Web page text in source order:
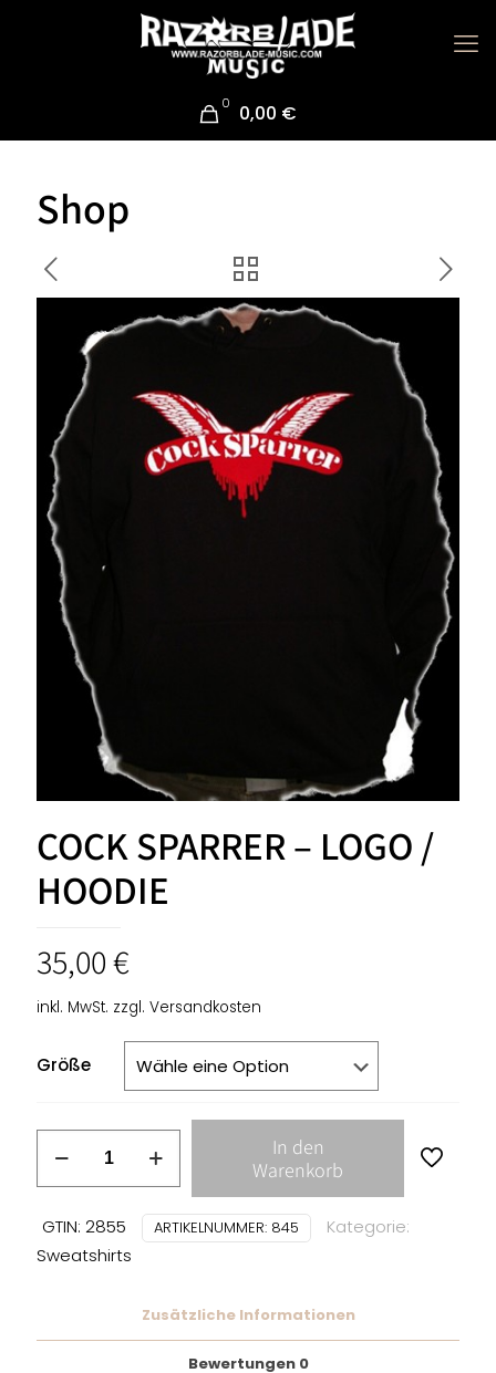
0 0,00 €
Shop
COCK SPARRER – LOGO /
HOODIE
35,00€
inkl. MwSt. zzgl. Versandkosten
Größe
SPARRER
-
LOGO
/
In den
Warenkorb
GTIN: 2855 ARTIKELNUMMER: 845
Kategorie:
Sweatshirts
Zusätzliche Informationen
Bewertungen 0